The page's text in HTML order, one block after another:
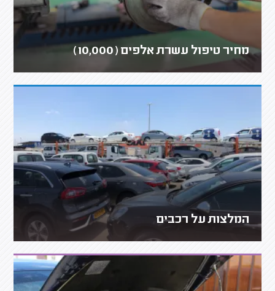
מחיר טיפול עשרת אלפים (10,000)
המלצות על רכבים